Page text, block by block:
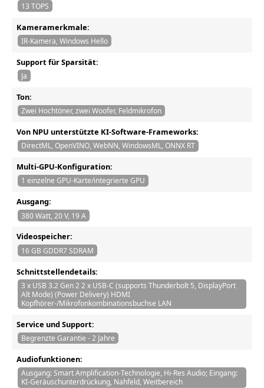
13 TOPS
Kameramerkmale:
IR-Kamera, Windows Hello
Support für Sparsität:
Ja
Ton:
Zwei Hochtöner, zwei Woofer, Feldmikrofon
Von NPU unterstützte KI-Software-Frameworks:
DirectML, OpenVINO, WebNN, WindowsML, ONNX RT
Multi-GPU-Konfiguration:
1 einzelne GPU-Karte/integrierte GPU
Ausgang:
380 Watt, 20 V, 19 A
Videospeicher:
16 GB GDDR7 SDRAM
Schnittstellendetails:
3 x USB 3.2 Gen 2 2 x USB-C (supports Thunderbolt 5, DisplayPort
Alt Mode) (Power Delivery) HDMI
Kopfhörer-/Mikrofonkombinationsbuchse LAN
Service und Support:
Begrenzte Garantie - 2 Jahre
Audiofunktionen:
Ausgang: Smart Amplification-Technologie, Hi-Res Audio; Eingang:
KI-Geräuschunterdrückung, Nahfeld, Weitbereich